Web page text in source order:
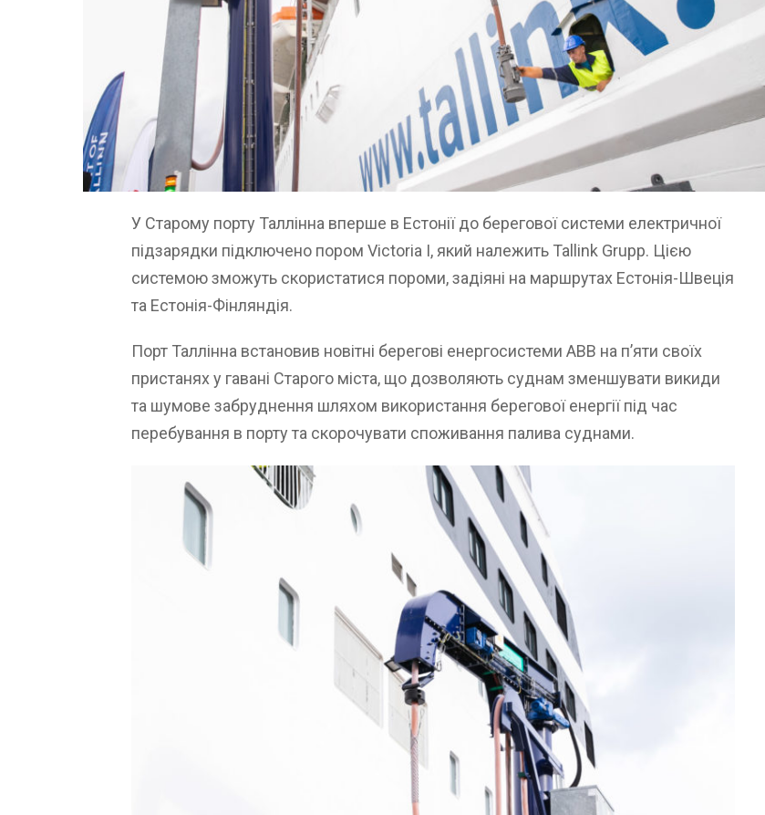
У Старому порту Таллінна вперше в Естонії до берегової системи електричної
підзарядки підключено пором Victoria I, який належить Tallink Grupp. Цією
системою зможуть скористатися пороми, задіяні на маршрутах Естонія-Швеція
та Естонія-Фінляндія.
Порт Таллінна встановив новітні берегові енергосистеми ABB на п’яти своїх
пристанях у гавані Старого міста, що дозволяють суднам зменшувати викиди
та шумове забруднення шляхом використання берегової енергії під час
перебування в порту та скорочувати споживання палива суднами.